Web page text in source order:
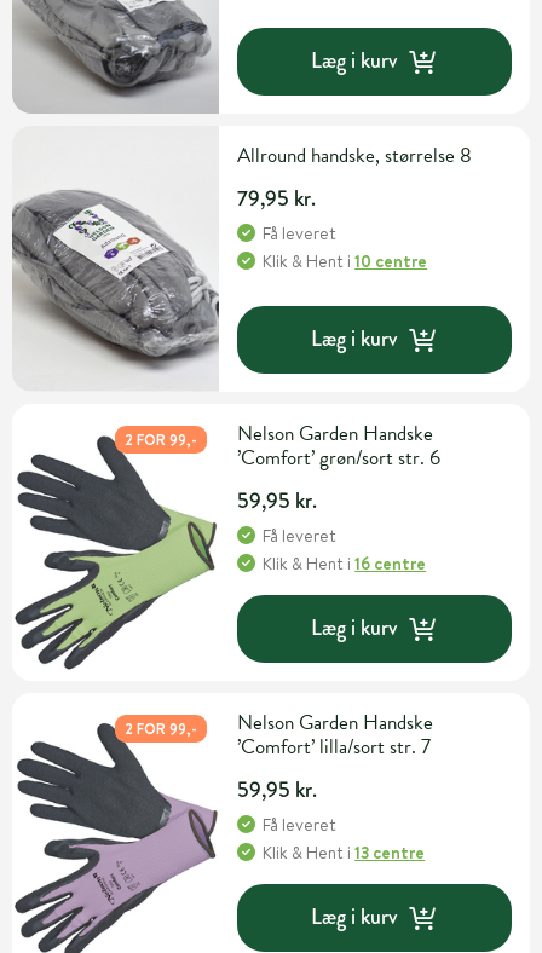
Læg i kurv
Allround handske, størrelse 8
79,95 kr.
Få leveret
Klik & Hent i10 centre
Læg i kurv
2 FOR 99,-
Nelson Garden Handske
’Comfort’ grøn/sort str. 6
59,95 kr.
Få leveret
Klik & Hent i16 centre
Læg i kurv
2 FOR 99,-
Nelson Garden Handske
’Comfort’ lilla/sort str. 7
59,95 kr.
Få leveret
Klik & Hent i13 centre
Læg i kurv